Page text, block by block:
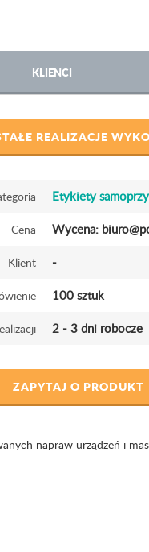
KLIENCI
REALIZACJE
Etykiety
Cena Wycena:
Klient -
100 sztuk
2 - 3 dni robocze
ZAPYTAJ O PRODUKT
napraw urządzeń i